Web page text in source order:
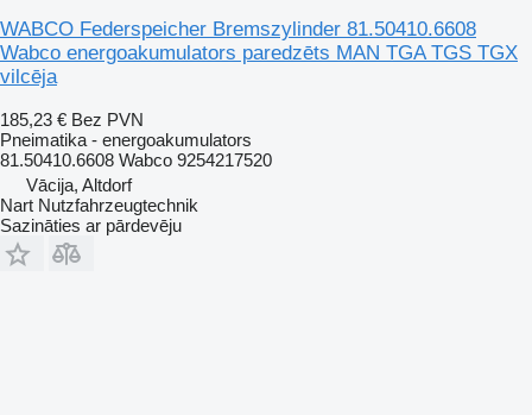
WABCO Federspeicher Bremszylinder 81.50410.6608
Wabco energoakumulators paredzēts MAN TGA TGS TGX
vilcēja
185,23 € Bez PVN
Pneimatika - energoakumulators
81.50410.6608 Wabco 9254217520
Vācija, Altdorf
Nart Nutzfahrzeugtechnik
Sazināties ar pārdevēju